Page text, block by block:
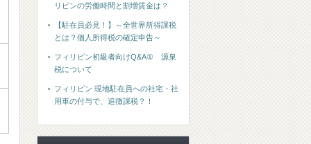
リピンの労働時間と割増賃金は？
【駐在員必見！】～全世界所得課税
とは？個人所得税の確定申告～
フィリピン初級者向けQ&A① 源泉
税について
フィリピン 現地駐在員への社宅・社
用車の付与で、追徴課税？！